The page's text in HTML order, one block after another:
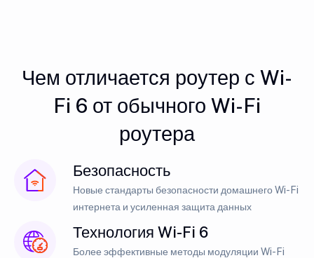
Чем отличается роутер с Wi-
Fi 6 от обычного Wi-Fi
роутера
Безопасность
Новые стандарты безопасности домашнего Wi-Fi
интернета и усиленная защита данных
Технология Wi-Fi 6
Более эффективные методы модуляции Wi-Fi